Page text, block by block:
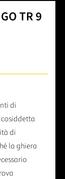
TR 9
di
di
la ghiera